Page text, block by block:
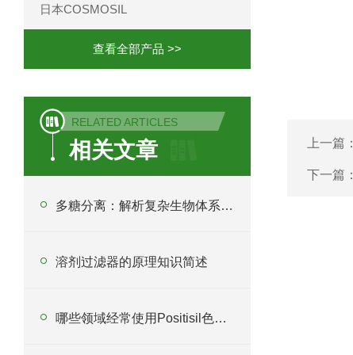
日本COSMOSIL
查看全部产品 >>
RELATED ARTICLES
相关文章
多糖分离：解析复杂生物体系的关键技术
溶剂过滤器的原理知识简述
哪些领域经常使用Positisil色谱柱
上一篇：
下一篇：